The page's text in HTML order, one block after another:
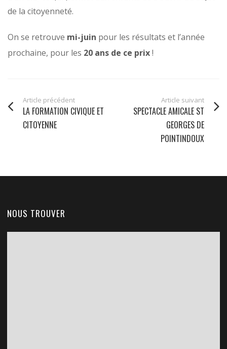
de la citoyenneté.
On se retrouve mi-juin pour les résultats et l’année
prochaine, pour les 20 ans de ce prix!
Article précédent
LA FORMATION CIVIQUE ET
CITOYENNE
Article suivant
SPECTACLE AMICALE ST
GEORGES DE
POINTINDOUX
NOUS TROUVER